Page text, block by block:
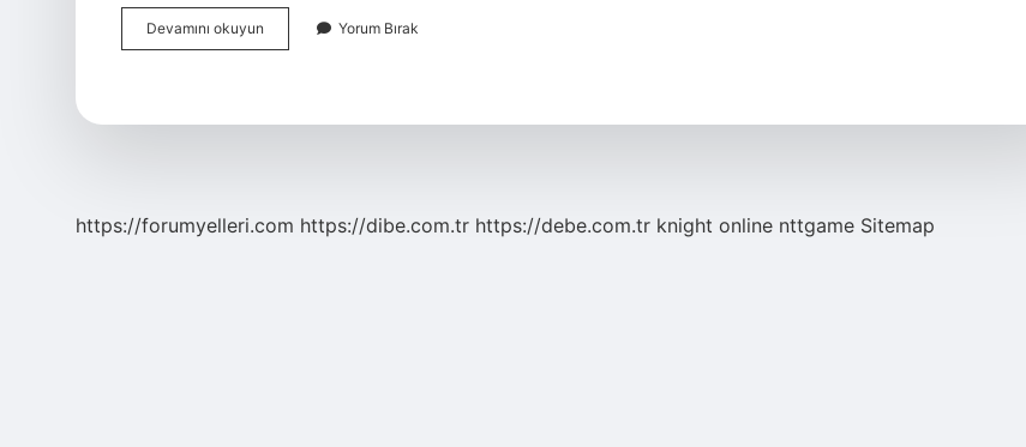
Devamını okuyun Tavandaki
Hisse
Yorum Bırak
https://forumyelleri.com https://dibe.com.tr https://debe.com.tr knight online nttgame Sitemap